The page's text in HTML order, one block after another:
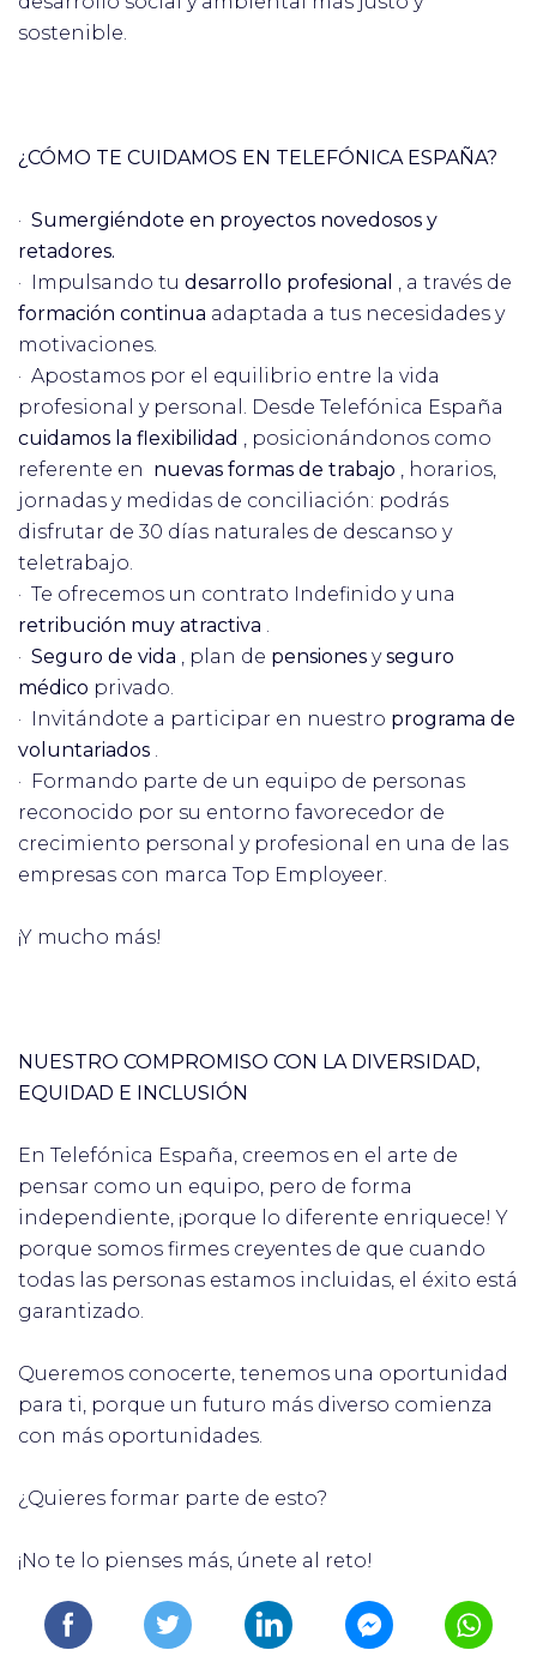
sostenible.
¿CÓMO TE CUIDAMOS EN TELEFÓNICA ESPAÑA?
· Sumergiéndote en proyectos novedosos y
retadores.
· Impulsando tu desarrollo profesional , a través de
formación continua adaptada a tus necesidades y
motivaciones.
· Apostamos por el equilibrio entre la vida
profesional y personal. Desde Telefónica España
cuidamos la flexibilidad , posicionándonos como
referente en nuevas formas de trabajo , horarios,
jornadas y medidas de conciliación: podrás
disfrutar de 30 días naturales de descanso y
teletrabajo.
· Te ofrecemos un contrato Indefinido y una
retribución muy atractiva .
· Seguro de vida , plan de pensiones yseguro
médico privado.
· Invitándote a participar en nuestro programa de
voluntariados .
· Formando parte de un equipo de personas
reconocido por su entorno favorecedor de
crecimiento personal y profesional en una de las
empresas con marca Top Employeer.
¡Y mucho más!
NUESTRO COMPROMISO CON LA DIVERSIDAD,
EQUIDAD E INCLUSIÓN
En Telefónica España, creemos en el arte de
pensar como un equipo, pero de forma
independiente, ¡porque lo diferente enriquece! Y
porque somos firmes creyentes de que cuando
todas las personas estamos incluidas, el éxito está
garantizado.
Queremos conocerte, tenemos una oportunidad
para ti, porque un futuro más diverso comienza
con más oportunidades.
¿Quieres formar parte de esto?
¡No te lo pienses más, únete al reto!